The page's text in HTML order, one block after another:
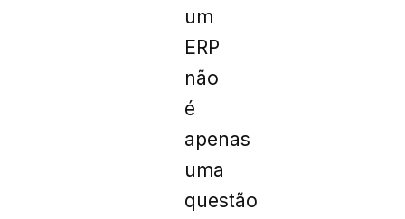
um
ERP
não
é
apenas
uma
questão